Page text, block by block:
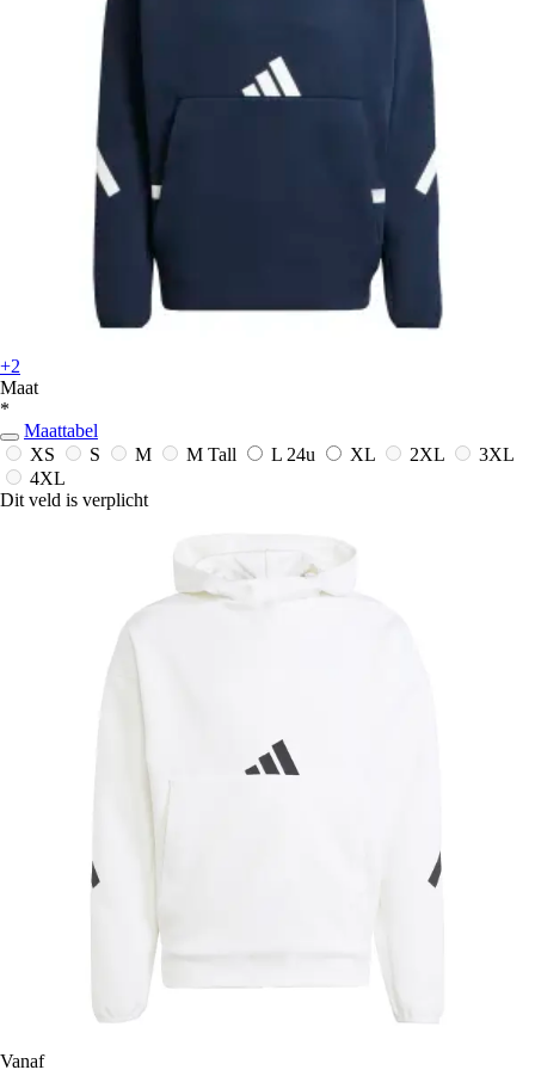
+2
Maat
*
Maattabel
XS
S M M Tall L 24u XL 2XL
3XL
4XL
Dit veld is verplicht
Vanaf